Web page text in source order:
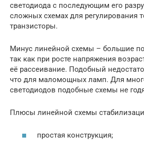
светодиода с последующим его
сложных схемах для регулирования
транзисторы.
Минус линейной схемы – большие
так как при росте напряжения
её рассеивание. Подобный
что для маломощных ламп. Для
светодиодов подобные схемы не
Плюсы линейной схемы
простая конструкция;